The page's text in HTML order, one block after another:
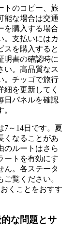
トのコピー、旅
能な場合は交通
を購入する場合
。支払いにはカ
スを購入すると
明書の確認時に
い。高品質なス
。チッゴで旅行
を更新してく
日パネルを確認
7～14日です。夏
くなることがあ
のルートはさら
ートを有効にす
ん。各ステータ
覧ください。
くことをおすす
な問題とサ